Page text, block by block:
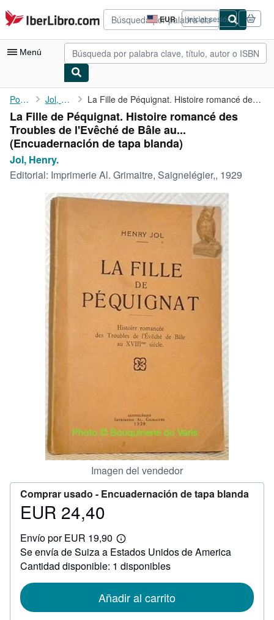
Pasar al contenido principal
IberLibro.com EUR
Preferencias
de
compra
del
Iniciar sesión
Menú
Mi cuenta
Consultar mis pedidos
Búsqueda avanzada
Colecciones
Libros antiguos
Arte y coleccionismo
Vendedores
Comenzar a vender
CERRAR
Portada Jol, Henry. La Fille de Péquignat. Histoire romancé des Troubles de l'Evêché...
La Fille de Péquignat. Histoire romancé des
Troubles de l'Evêché de Bâle au...
(Encuadernación de tapa blanda)
Jol, Henry.
Editorial: Imprimerie Al. Grimaitre, Saignelégier,, 1929
Imagen del vendedor
Comprar usado - Encuadernación de tapa blanda
Precio
24,40
EUR 24,40
Envío por EUR 19,90
Más
información
sobre
las
envío
Se envía de Suiza a Estados Unidos de America
Cantidad disponible: 1 disponibles
Añadir al carrito